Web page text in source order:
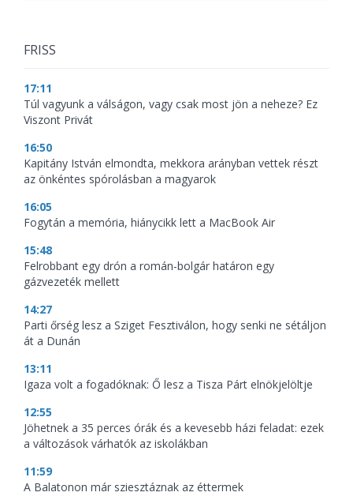
FRISS
17:11
Túl vagyunk a válságon, vagy csak most jön a neheze? Ez
Viszont Privát
16:50
Kapitány István elmondta, mekkora arányban vettek részt
az önkéntes spórolásban a magyarok
16:05
Fogytán a memória, hiánycikk lett a MacBook Air
15:48
Felrobbant egy drón a román-bolgár határon egy
gázvezeték mellett
14:27
Parti őrség lesz a Sziget Fesztiválon, hogy senki ne sétáljon
át a Dunán
13:11
Igaza volt a fogadóknak: Ő lesz a Tisza Párt elnökjelöltje
12:55
Jöhetnek a 35 perces órák és a kevesebb házi feladat: ezek
a változások várhatók az iskolákban
11:59
A Balatonon már sziesztáznak az éttermek